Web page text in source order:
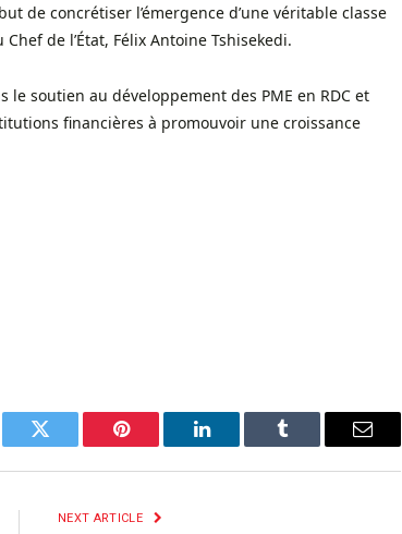
de concrétiser l’émergence d’une véritable classe
de l’État, Félix Antoine Tshisekedi.
soutien au développement des PME en RDC et
financières à promouvoir une croissance
Twitter Pinterest LinkedIn Tumblr Email
NEXT ARTICLE